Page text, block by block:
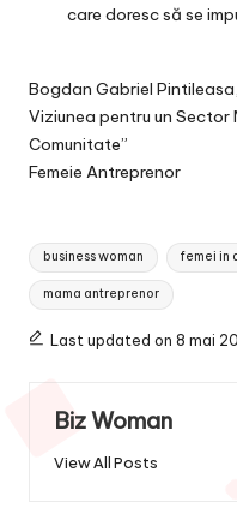
care doresc să se
Bogdan Gabriel
Viziunea pentru un
Comunitate”
Femeie Antreprenor
Tags:
business woman femei in
mama antreprenor
Last updated on 8 mai
Biz Woman
View All Posts